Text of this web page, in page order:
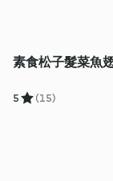
素食松子髮菜魚
5 (15)